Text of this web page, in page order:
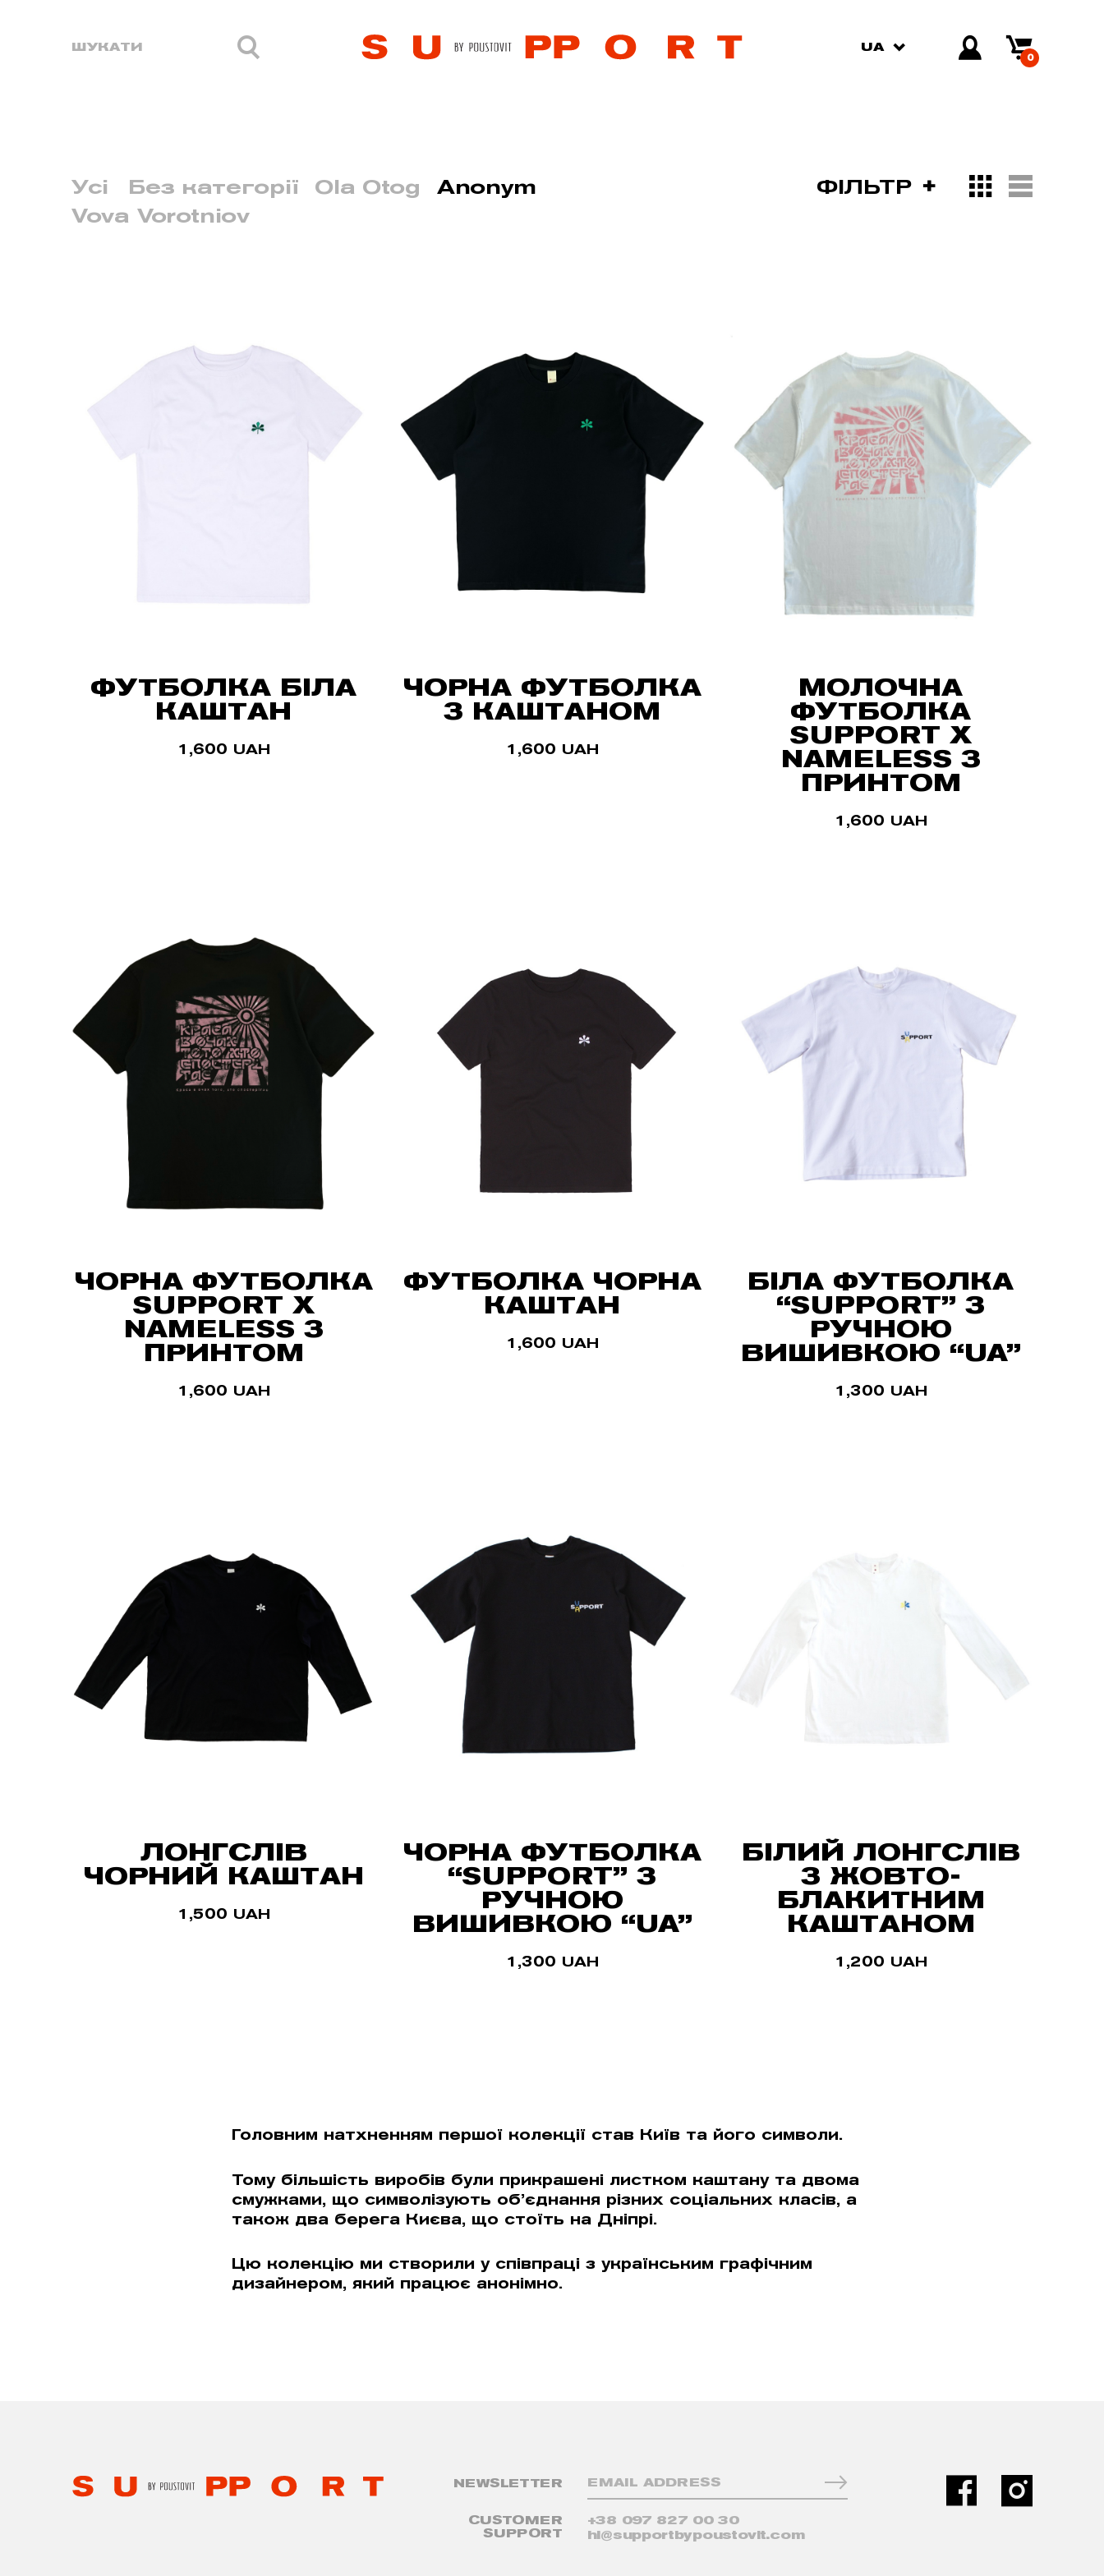
UA
0
Усі Без категорії Ola Otog
Anonym
Vova Vorotniov
ФІЛЬТР
ФУТБОЛКА БІЛА
КАШТАН
1,600 UAH
ЧОРНА ФУТБОЛКА
З КАШТАНОМ
1,600 UAH
МОЛОЧНА
ФУТБОЛКА
SUPPORT X
NAMELESS З
ПРИНТОМ
1,600 UAH
ЧОРНА ФУТБОЛКА
SUPPORT X
NAMELESS З
ПРИНТОМ
1,600 UAH
ФУТБОЛКА ЧОРНА
КАШТАН
1,600 UAH
БІЛА ФУТБОЛКА
“SUPPORT” З
РУЧНОЮ
ВИШИВКОЮ “UA”
1,300 UAH
ЛОНГСЛІВ
ЧОРНИЙ КАШТАН
1,500 UAH
ЧОРНА ФУТБОЛКА
“SUPPORT” З
РУЧНОЮ
ВИШИВКОЮ “UA”
1,300 UAH
БІЛИЙ ЛОНГСЛІВ
З ЖОВТО-
БЛАКИТНИМ
КАШТАНОМ
1,200 UAH
Головним натхненням першої колекції став Київ та його символи.
Тому більшість виробів були прикрашені листком каштану та двома
смужками, що символізують об’єднання різних соціальних класів, а
також два берега Києва, що стоїть на Дніпрі.
Цю колекцію ми створили у співпраці з українським графiчним
дизайнером, який працює анонiмно.
NEWSLETTER
CUSTOMER
SUPPORT
+38 097 827 00 30
hi@supportbypoustovit.com